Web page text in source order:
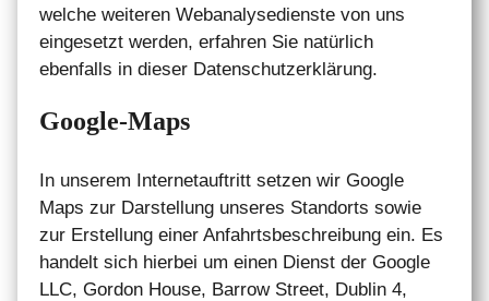
welche weiteren Webanalysedienste von uns
eingesetzt werden, erfahren Sie natürlich
ebenfalls in dieser Datenschutzerklärung.
Google-Maps
In unserem Internetauftritt setzen wir Google
Maps zur Darstellung unseres Standorts sowie
zur Erstellung einer Anfahrtsbeschreibung ein. Es
handelt sich hierbei um einen Dienst der Google
LLC, Gordon House, Barrow Street, Dublin 4,